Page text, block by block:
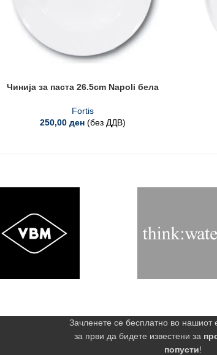
Чинија за паста 26.5cm Napoli бела
Fortis
250,00 ден (без ДДВ)
Зачленете се бесплатно во нашиот
за први да бидете известени за
попусти!